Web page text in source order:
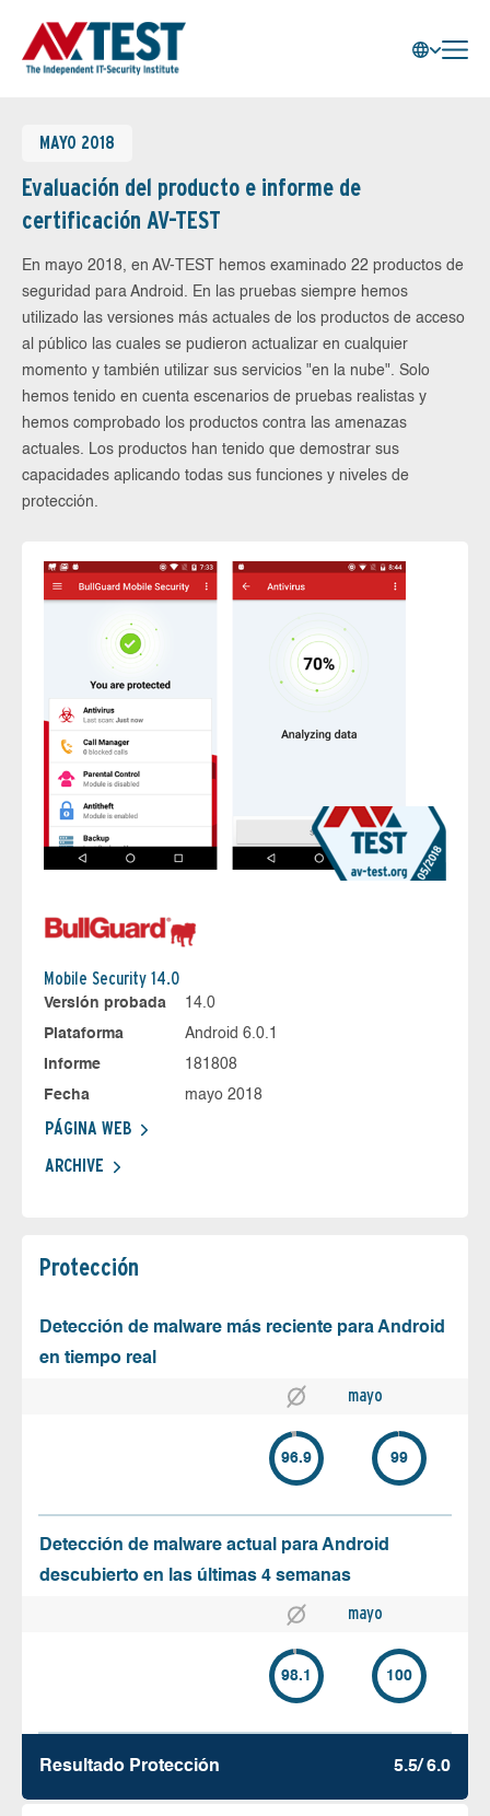
MAYO 2018
Evaluación del producto e informe de
certificación AV-TEST
En mayo 2018, en AV-TEST hemos examinado 22 productos de
seguridad para Android. En las pruebas siempre hemos
utilizado las versiones más actuales de los productos de acceso
al público las cuales se pudieron actualizar en cualquier
momento y también utilizar sus servicios "en la nube". Solo
hemos tenido en cuenta escenarios de pruebas realistas y
hemos comprobado los productos contra las amenazas
actuales. Los productos han tenido que demostrar sus
capacidades aplicando todas sus funciones y niveles de
protección.
Mobile Security 14.0
Versión probada
14.0
Plataforma
Android 6.0.1
Informe
181808
Fecha
mayo 2018
PÁGINA WEB
ARCHIVE
Protección
Detección de malware más reciente para Android
en tiempo real
mayo
96.9 99
Detección de malware actual para Android
descubierto en las últimas 4 semanas
mayo
98.1 100
Resultado Protección 5.5/ 6.0